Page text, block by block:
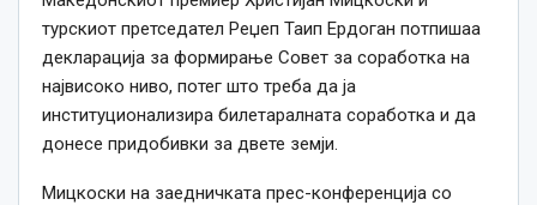
турскиот претседател Реџеп Таип Ердоган потпишаа
декларација за формирање Совет за соработка на
највисоко ниво, потег што треба да ја
институционализира билетаралната соработка и да
донесе придобивки за двете земји.
Мицкоски на заедничката прес-конференција со